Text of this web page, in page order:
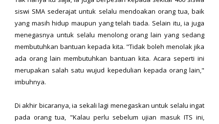
siswi SMA sederajat untuk selalu mendoakan orang tua, baik
yang masih hidup maupun yang telah tiada. Selain itu, ia juga
menegasnya untuk selalu menolong orang lain yang sedang
membutuhkan bantuan kepada kita. "Tidak boleh menolak jika
ada orang lain membutuhkan bantuan kita. Acara seperti ini
merupakan salah satu wujud kepedulian kepada orang lain,"
imbuhnya.
Di akhir bicaranya, ia sekali lagi menegaskan untuk selalu ingat
pada orang tua, "Kalau perlu sebelum ujian masuk ITS ini,